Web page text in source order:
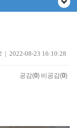
| 2022-08-23 16:10:28
공감(0) 비공감(0)